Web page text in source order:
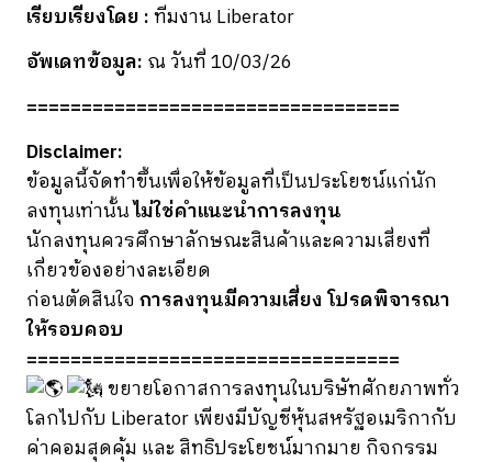
เรียบเรียงโดย :ทีมงาน Liberator
อัพเดทข้อมูล: ณ วันที่ 10/03/26
==================================
Disclaimer:
ข้อมูลนี้จัดทำขึ้นเพื่อให้ข้อมูลที่เป็นประโยชน์แก่นัก
ลงทุนเท่านั้นไม่ใช่คำแนะนำการลงทุน
นักลงทุนควรศึกษาลักษณะสินค้าและความเสี่ยงที่
เกี่ยวข้องอย่างละเอียด
ก่อนตัดสินใจ การลงทุนมีความเสี่ยง โปรดพิจารณา
ให้รอบคอบ
==================================
ขยายโอกาสการลงทุนในบริษัทศักยภาพทั่ว
โลกไปกับ Liberator เพียงมีบัญชีหุ้นสหรัฐอเมริกากับ
ค่าคอมสุดคุ้ม และ สิทธิประโยชน์มากมาย กิจกรรม